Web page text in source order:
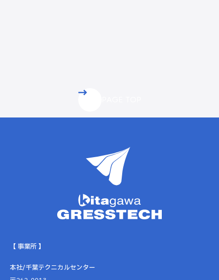
【 事業所 】
本社/千葉テクニカルセンター